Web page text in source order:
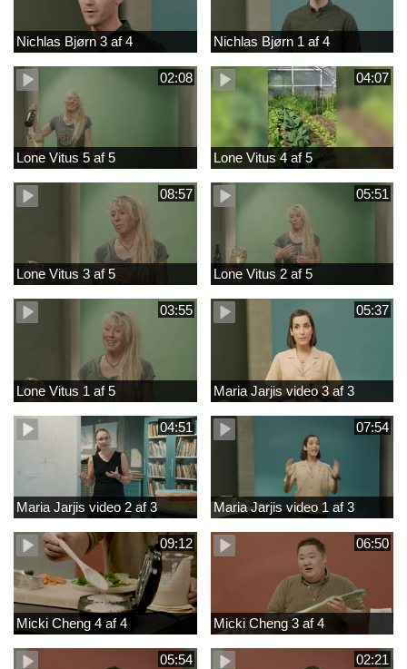
Nichlas Bjørn 3 af 4 Nichlas Bjørn 1 af 4
02:08
Lone Vitus 5 af 5
04:07
Lone Vitus 4 af 5
08:57
Lone Vitus 3 af 5
05:51
Lone Vitus 2 af 5
03:55
Lone Vitus 1 af 5
05:37
Maria Jarjis video 3 af 3
04:51
Maria Jarjis video 2 af 3
07:54
Maria Jarjis video 1 af 3
09:12
Micki Cheng 4 af 4
06:50
Micki Cheng 3 af 4
05:54 02:21